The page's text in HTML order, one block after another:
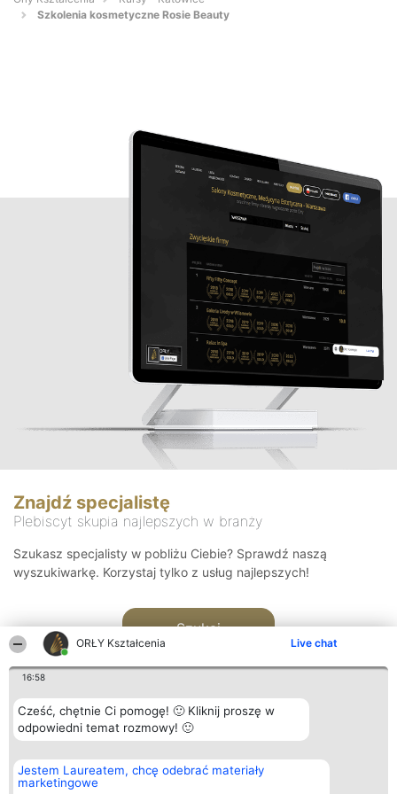
ORŁY Kształcenia Live chat
16:58
Cześć, chętnie Ci pomogę! 🙂 Kliknij proszę w
odpowiedni temat rozmowy! 🙂
Jestem Laureatem, chcę odebrać materiały
marketingowe
Szkolenia kosmetyczne Rosie Beauty
Znajdź specjalistę
Plebiscyt skupia najlepszych w branży
Szukasz specjalisty w pobliżu Ciebie? Sprawdź naszą
wyszukiwarkę. Korzystaj tylko z usług najlepszych!
Szukaj
Organizator plebiscytu
Bright Side Solutions sp. z o.
o. sp. k.
Plebiscyt
Laureaci
Kontakt
Kontakt